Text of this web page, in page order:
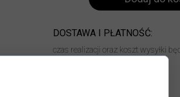
czas realizacji oraz koszt wysyłki
DOSTAWA I PŁATNOŚĆ: